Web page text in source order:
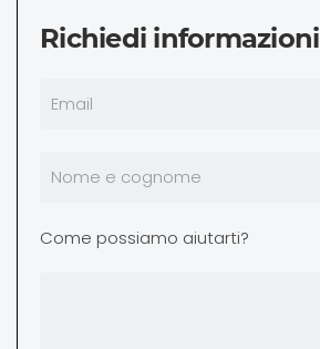
Richiedi informazioni
Come possiamo aiutarti?